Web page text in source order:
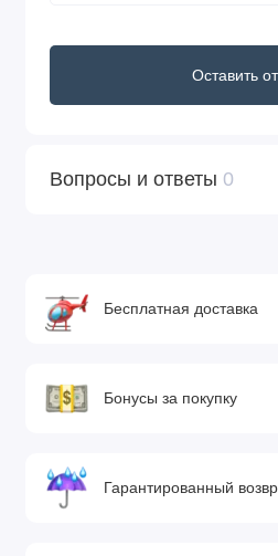
Оставить
Вопросы и ответы 0
Бесплатная доставка
Бонусы за покупку
Гарантированный